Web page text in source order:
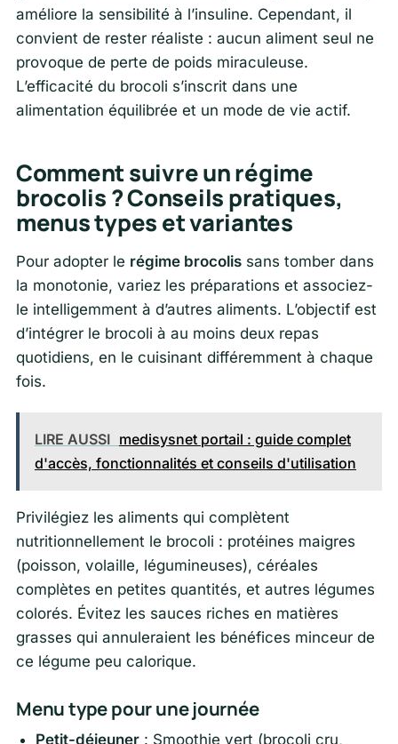
améliore la sensibilité à l’insuline. Cependant, il
convient de rester réaliste : aucun aliment seul ne
provoque de perte de poids miraculeuse.
L’efficacité du brocoli s’inscrit dans une
alimentation équilibrée et un mode de vie actif.
Comment suivre un régime
brocolis ? Conseils pratiques,
menus types et variantes
Pour adopter le régime brocolis sans tomber dans
la monotonie, variez les préparations et associez-
le intelligemment à d’autres aliments. L’objectif est
d’intégrer le brocoli à au moins deux repas
quotidiens, en le cuisinant différemment à chaque
fois.
LIRE AUSSI medisysnet portail : guide complet
d'accès, fonctionnalités et conseils d'utilisation
Privilégiez les aliments qui complètent
nutritionnellement le brocoli : protéines maigres
(poisson, volaille, légumineuses), céréales
complètes en petites quantités, et autres légumes
colorés. Évitez les sauces riches en matières
grasses qui annuleraient les bénéfices minceur de
ce légume peu calorique.
Menu type pour une journée
Petit-déjeuner : Smoothie vert (brocoli cru,